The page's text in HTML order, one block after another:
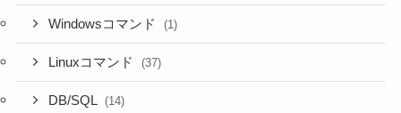
Windowsコマンド (1)
Linuxコマンド (37)
DB/SQL (14)